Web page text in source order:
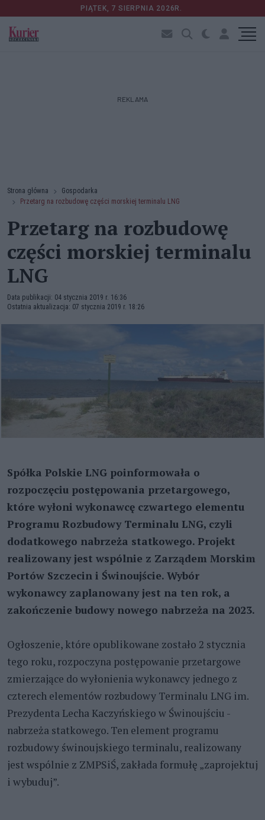
PIĄTEK, 7 SIERPNIA 2026R.
REKLAMA
Strona główna
Gospodarka
Przetarg na rozbudowę części morskiej terminalu LNG
Przetarg na rozbudowę
części morskiej terminalu
LNG
Data publikacji: 04 stycznia 2019 r. 16:36
Ostatnia aktualizacja: 07 stycznia 2019 r. 18:26
Spółka Polskie LNG poinformowała o
rozpoczęciu postępowania przetargowego,
które wyłoni wykonawcę czwartego elementu
Programu Rozbudowy Terminalu LNG, czyli
dodatkowego nabrzeża statkowego. Projekt
realizowany jest wspólnie z Zarządem Morskim
Portów Szczecin i Świnoujście. Wybór
wykonawcy zaplanowany jest na ten rok, a
zakończenie budowy nowego nabrzeża na 2023.
Ogłoszenie, które opublikowane zostało 2 stycznia
tego roku, rozpoczyna postępowanie przetargowe
zmierzające do wyłonienia wykonawcy jednego z
czterech elementów rozbudowy Terminalu LNG im.
Prezydenta Lecha Kaczyńskiego w Świnoujściu -
nabrzeża statkowego. Ten element programu
rozbudowy świnoujskiego terminalu, realizowany
jest wspólnie z ZMPSiŚ, zakłada formułę „zaprojektuj
i wybuduj”.